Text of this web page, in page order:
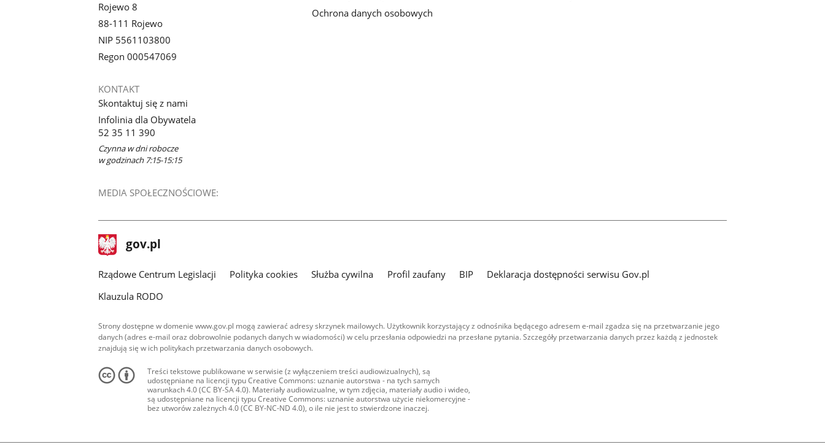
Rojewo 8
88-111 Rojewo
NIP 5561103800
Regon 000547069
KONTAKT
Skontaktuj się z nami
Infolinia dla Obywatela
52 35 11 390
Czynna w dni robocze
w godzinach 7:15-15:15
MEDIA SPOŁECZNOŚCIOWE:
Ochrona danych osobowych
stopka
gov.pl Strona
gov.pl
Rządowe Centrum Legislacji Polityka cookies Służba cywilna Profil zaufany BIP
Deklaracja dostępności serwisu Gov.pl
Klauzula RODO
Strony dostępne w domenie www.gov.pl mogą zawierać adresy skrzynek mailowych. Użytkownik korzystający z odnośnika będącego adresem e-mail zgadza się na przetwarzanie jego
danych (adres e-mail oraz dobrowolnie podanych danych w wiadomości) w celu przesłania odpowiedzi na przesłane pytania. Szczegóły przetwarzania danych przez każdą z jednostek
znajdują się w ich politykach przetwarzania danych osobowych.
Treści tekstowe publikowane w serwisie (z wyłączeniem treści audiowizualnych), są
udostępniane na licencji typu Creative Commons: uznanie autorstwa - na tych samych
warunkach 4.0 (CC BY-SA 4.0). Materiały audiowizualne, w tym zdjęcia, materiały audio i wideo,
są udostępniane na licencji typu Creative Commons: uznanie autorstwa użycie niekomercyjne -
bez utworów zależnych 4.0 (CC BY-NC-ND 4.0), o ile nie jest to stwierdzone inaczej.